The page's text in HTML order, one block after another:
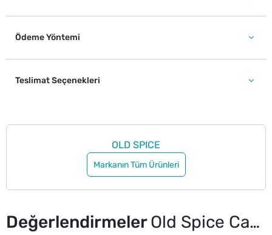
Ödeme Yöntemi
Teslimat Seçenekleri
OLD SPICE
Markanın Tüm Ürünleri
DeğerlendirmelerOld Spice Captain Erkekler İçin Duş Jeli ve Şampuan 1000 ml Ekstra-XL